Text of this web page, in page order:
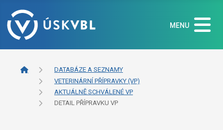
MENU
DATABÁZE A SEZNAMY
VETERINÁRNÍ PŘÍPRAVKY (VP)
AKTUÁLNĚ SCHVÁLENÉ VP
DETAIL PŘÍPRAVKU VP